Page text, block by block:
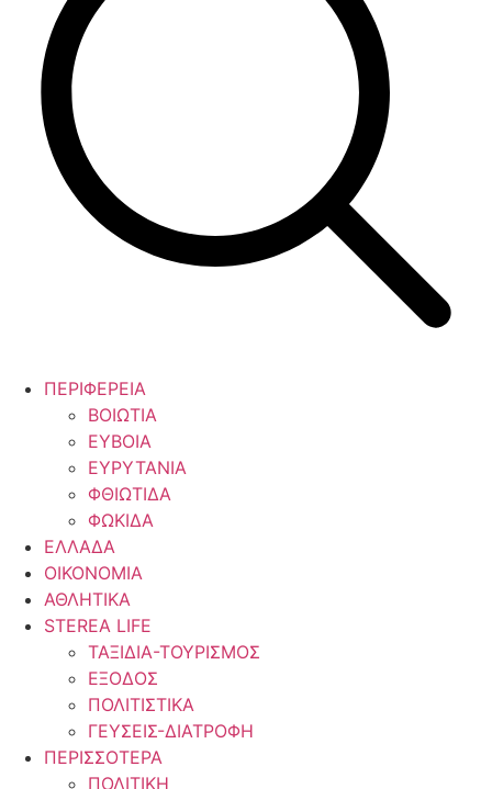
ΠΕΡΙΦΕΡΕΙΑ
ΒΟΙΩΤΙΑ
ΕΥΒΟΙΑ
ΕΥΡΥΤΑΝΙΑ
ΦΘΙΩΤΙΔΑ
ΦΩΚΙΔΑ
ΕΛΛΑΔΑ
ΟΙΚΟΝΟΜΙΑ
ΑΘΛΗΤΙΚΑ
STEREA LIFE
ΤΑΞΙΔΙΑ-ΤΟΥΡΙΣΜΟΣ
ΕΞΟΔΟΣ
ΠΟΛΙΤΙΣΤΙΚΑ
ΓΕΥΣΕΙΣ-ΔΙΑΤΡΟΦΗ
ΠΕΡΙΣΣΟΤΕΡΑ
ΠΟΛΙΤΙΚΗ